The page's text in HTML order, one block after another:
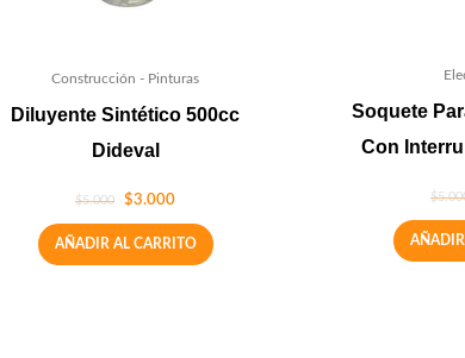
Construcción - Pinturas
Diluyente Sintético 500cc
Dideval
$5.000 $3.000
AÑADIR AL CARRITO
Soquete
Con
$